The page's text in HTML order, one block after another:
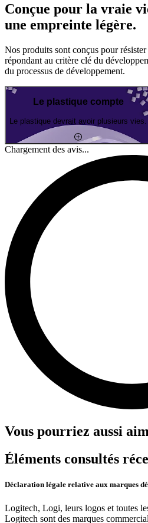
Conçue pour la vraie
une empreinte légère.
Nos produits sont conçus pour
répondant au critère clé du
du processus de développement.
Le plastique compte
Le plastique devrait avoir plusieurs vies.
Chargement des avis...
Vous pourriez aussi
Éléments consultés
Déclaration légale relative aux marques
Logitech, Logi, leurs logos et toutes
Logitech sont des marques